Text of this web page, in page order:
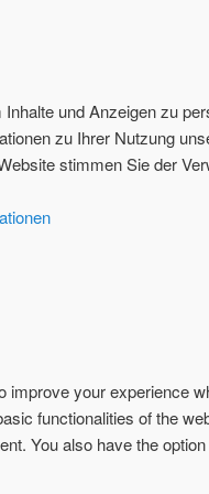
und Anzeigen zu
zu Ihrer Nutzung
stimmen Sie der
improve your experience
functionalities of the
You also have the